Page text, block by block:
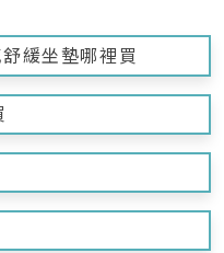
緩坐墊哪裡買